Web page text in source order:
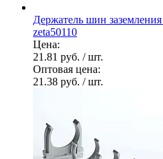
Держатель шин
zeta50110
Цена:
21.81 руб. / шт.
Оптовая цена:
21.38 руб. / шт.